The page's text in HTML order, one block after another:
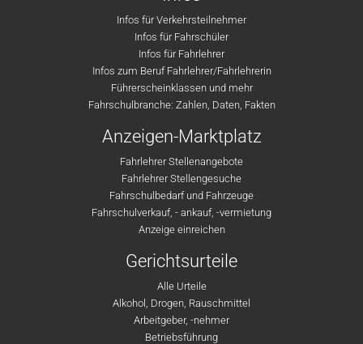
Infos für Verkehrsteilnehmer
Infos für Fahrschüler
Infos für Fahrlehrer
Infos zum Beruf Fahrlehrer/Fahrlehrerin
Führerscheinklassen und mehr
Fahrschulbranche: Zahlen, Daten, Fakten
Anzeigen-Marktplatz
Fahrlehrer Stellenangebote
Fahrlehrer Stellengesuche
Fahrschulbedarf und Fahrzeuge
Fahrschulverkauf, - ankauf, -vermietung
Anzeige einreichen
Gerichtsurteile
Alle Urteile
Alkohol, Drogen, Rauschmittel
Arbeitgeber, -nehmer
Betriebsführung